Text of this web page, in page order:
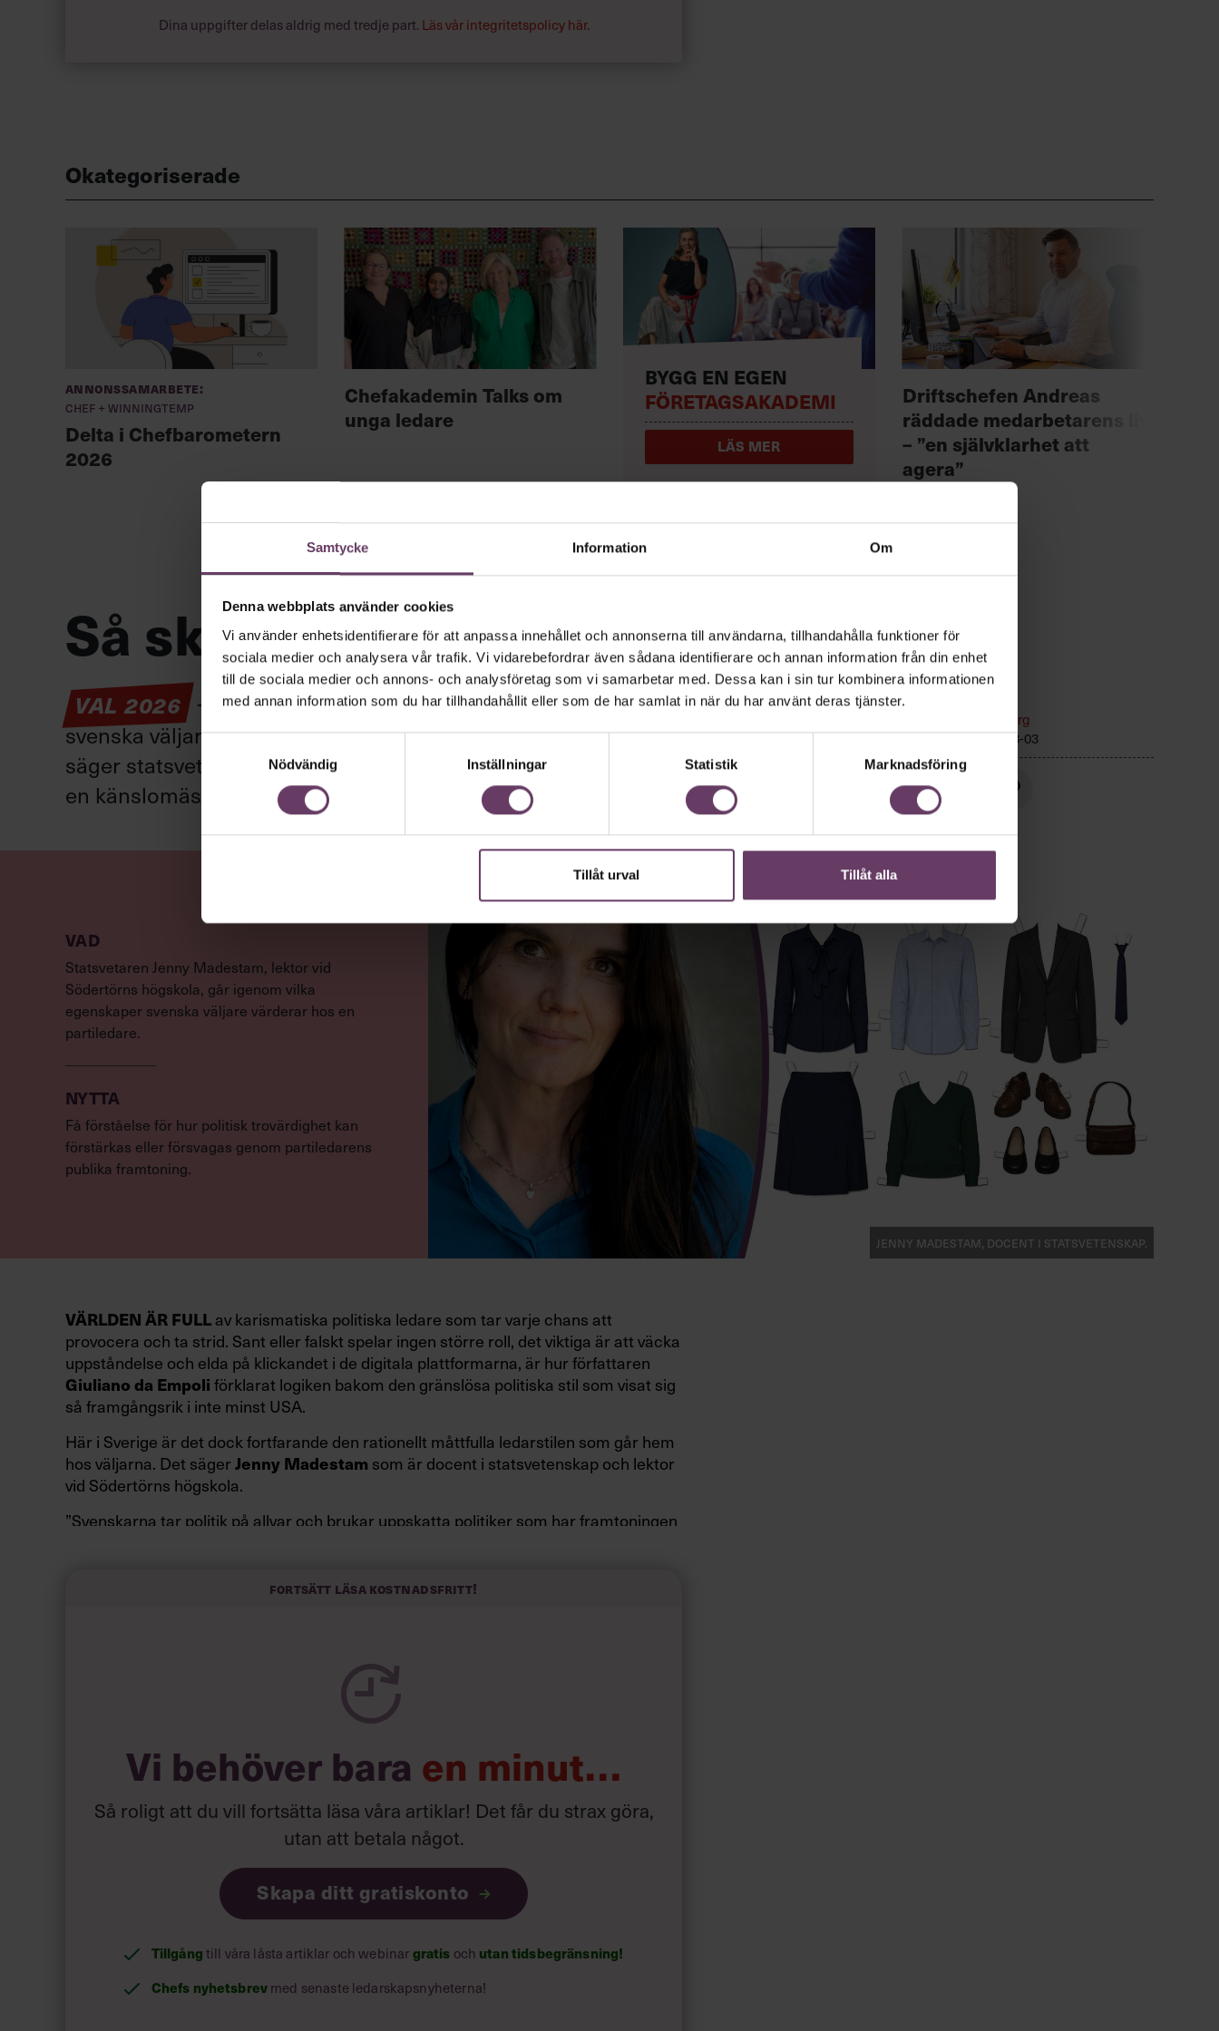
Samtycke Information Om
Denna webbplats använder cookies
Vi använder enhetsidentifierare för att anpassa innehållet och annonserna till användarna, tillhandahålla funktioner för
sociala medier och analysera vår trafik. Vi vidarebefordrar även sådana identifierare och annan information från din enhet
till de sociala medier och annons- och analysföretag som vi samarbetar med. Dessa kan i sin tur kombinera informationen
med annan information som du har tillhandahållit eller som de har samlat in när du har använt deras tjänster.
Nödvändig
Inställningar Statistik Marknadsföring
Tillåt urval Tillåt alla
Dina uppgifter delas aldrig med tredje part. Läs vår integritetspolicy här.
Okategoriserade
Annonssamarbete:
Chef + Winningtemp
Delta i Chefbarometern
2026
Chefakademin Talks om
unga ledare
BYGG EN EGEN
FÖRETAGSAKADEMI
LÄS MER
Driftschefen Andreas
räddade medarbetarens liv
– ”en självklarhet att
agera”
Så ska en partiledare vara
VAL 2026
Provokation, glamour och galna utspel? Nej, det är inget för
svenska väljare. Här är det fortfarande den måttfulla partiledarstilen som går hem,
säger statsvetaren Jenny Madestam: ”Hellre en tråkig partiledare i foträta skor, än
en känslomässig spelevink i högklackat.”
Ledarskap
Fredrik Kullberg
Publicerad2026-08-03
VAD
Statsvetaren Jenny Madestam, lektor vid
Södertörns högskola, går igenom vilka
egenskaper svenska väljare värderar hos en
partiledare.
NYTTA
Få förståelse för hur politisk trovärdighet kan
förstärkas eller försvagas genom partiledarens
publika framtoning.
Jenny Madestam, docent i statsvetenskap.
VÄRLDEN ÄR FULL av karismatiska politiska ledare som tar varje chans att
provocera och ta strid. Sant eller falskt spelar ingen större roll, det viktiga är att väcka
uppståndelse och elda på klickandet i de digitala plattformarna, är hur författaren
Giuliano da Empoli förklarat logiken bakom den gränslösa politiska stil som visat sig
så framgångsrik i inte minst USA.
Här i Sverige är det dock fortfarande den rationellt måttfulla ledarstilen som går hem
hos väljarna. Det säger Jenny Madestam som är docent i statsvetenskap och lektor
vid Södertörns högskola.
”Svenskarna tar politik på allvar och brukar uppskatta politiker som har framtoningen
sammanfatta de önskningar som svenskarna för fram i undersökningar.”
Siri Wikander: ”Led som i början av pandemin”
Fortsätt läsa kostnadsfritt!
Vi behöver bara en minut…
Så roligt att du vill fortsätta läsa våra artiklar! Det får du strax göra,
utan att betala något.
Skapa ditt gratiskonto
Tillgång till våra låsta artiklar och webinar gratis och utan tidsbegränsning!
Chefs nyhetsbrev med senaste ledarskapsnyheterna!